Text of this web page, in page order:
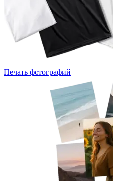
Печать фотографий